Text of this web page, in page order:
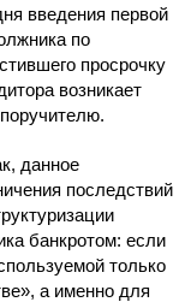
введения первой
по
просрочку
возникает
данное
последствий
банкротом: если
только
а именно для